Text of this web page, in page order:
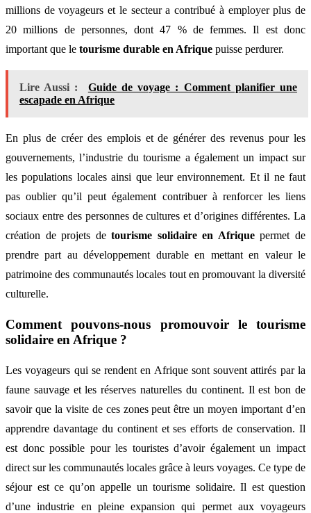
millions de voyageurs et le secteur a contribué à employer plus de
20 millions de personnes, dont 47 % de femmes. Il est donc
important que le tourisme durable en Afrique puisse perdurer.
Lire Aussi :
Guide de voyage : Comment planifier une
escapade en Afrique
En plus de créer des emplois et de générer des revenus pour les
gouvernements, l’industrie du tourisme a également un impact sur
les populations locales ainsi que leur environnement. Et il ne faut
pas oublier qu’il peut également contribuer à renforcer les liens
sociaux entre des personnes de cultures et d’origines différentes. La
création de projets detourisme solidaire en Afriquepermet de
prendre part au développement durable en mettant en valeur le
patrimoine des communautés locales tout en promouvant la diversité
culturelle.
Comment pouvons-nous promouvoir le tourisme
solidaire en Afrique ?
Les voyageurs qui se rendent en Afrique sont souvent attirés par la
faune sauvage et les réserves naturelles du continent. Il est bon de
savoir que la visite de ces zones peut être un moyen important d’en
apprendre davantage du continent et ses efforts de conservation. Il
est donc possible pour les touristes d’avoir également un impact
direct sur les communautés locales grâce à leurs voyages. Ce type de
séjour est ce qu’on appelle un tourisme solidaire. Il est question
d’une industrie en pleine expansion qui permet aux voyageurs